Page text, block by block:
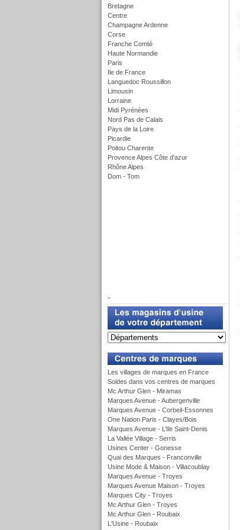
Bretagne
Centre
Champagne Ardenne
Corse
Franche Comté
Haute Normandie
Paris
Ile de France
Languedoc Roussillon
Limousin
Lorraine
Midi Pyrénées
Nord Pas de Calais
Pays de la Loire
Picardie
Poitou Charente
Provence Alpes Côte d'azur
Rhône Alpes
Dom - Tom
-
Les villages de marques en France
Soldes dans vos centres de marques
Mc Arthur Glen - Miramas
Marques Avenue - Aubergenville
Marques Avenue - Corbeil-Essonnes
One Nation Paris - Clayes/Bois
Marques Avenue - L’Ile Saint-Denis
La Vallée Village - Serris
Usines Center - Gonesse
Quai des Marques - Franconville
Usine Mode & Maison - Villacoublay
Marques Avenue - Troyes
Marques Avenue Maison - Troyes
Marques City - Troyes
Mc Arthur Glen - Troyes
Mc Arthur Glen - Roubaix
L'Usine - Roubaix